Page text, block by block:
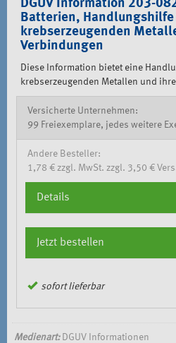
DGUV Information 203-
Batterien,
krebserzeugenden
Verbindungen
Diese Information bietet eine
krebserzeugenden Metallen und
Versicherte Unternehmen:
99 Freiexemplare, jedes weitere
Andere Besteller:
1,78 € zzgl. MwSt. zzgl. 3,50 €
Details
Jetzt bestellen
sofort lieferbar
Medienart:DGUV Informationen